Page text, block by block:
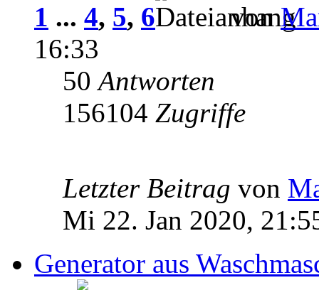
1 ... 4, 5, 6 von
16:33
50Antworten
156104 Zugriffe
Letzter Beitrag von
Mi 22. Jan 2020,
Generator aus